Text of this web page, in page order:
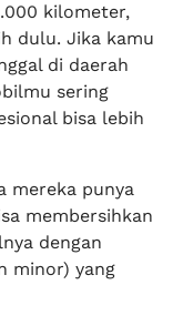
kilometer,
dulu. Jika kamu
di daerah
sering
bisa lebih
mereka punya
membersihkan
dengan
minor) yang